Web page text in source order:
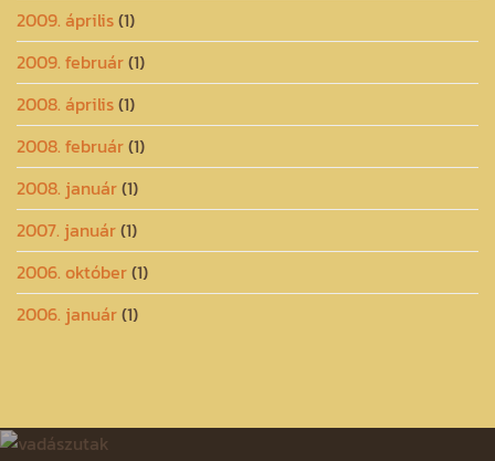
2009. április(1)
2009. február(1)
2008. április(1)
2008. február(1)
2008. január(1)
2007. január(1)
2006. október(1)
2006. január(1)